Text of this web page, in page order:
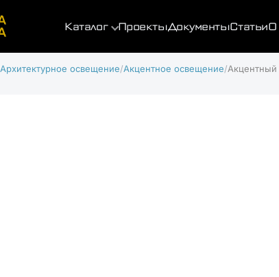
Каталог ПроектыДокументыСтатьиО
Архитектурное освещение Акцентное освещение Акцентный